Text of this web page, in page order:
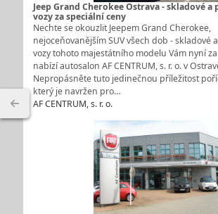
Jeep Grand Cherokee Ostrava - skladové a
vozy za speciální ceny
Nechte se okouzlit Jeepem Grand Cherokee,
nejoceňovanějším SUV všech dob - skladové
vozy tohoto majestátního modelu Vám nyní
nabízí autosalon AF CENTRUM, s. r. o. v
Nepropásněte tuto jedinečnou příležitost
který je navržen pro…
AF CENTRUM, s. r. o.